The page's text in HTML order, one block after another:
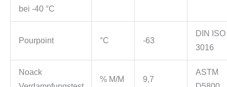
bei -40 °C
Pourpoint °C -63
DIN ISO
3016
Noack
% M/M 9,7
ASTM